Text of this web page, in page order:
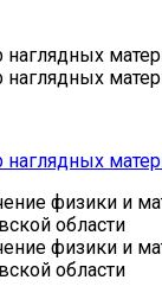
наглядных
наглядных
наглядных
физики и
области
физики и
области